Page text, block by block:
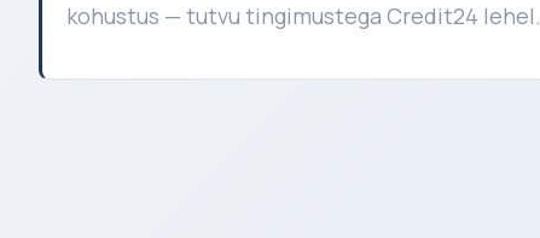
kohustus — tutvu tingimustega Credit24 lehel.